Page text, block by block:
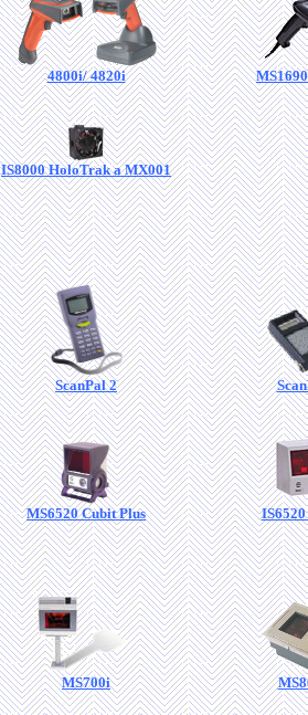
4800i/ 4820i
IS8000 HoloTrak a MX001
ScanPal 2
MS6520 Cubit Plus
MS700i